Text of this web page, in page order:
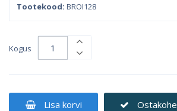
Tootekood: BROI128
Kogus
Lisa korvi Ostakohe